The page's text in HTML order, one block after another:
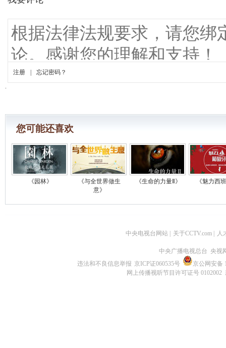
您可能还喜欢
《园林》
《与全世界做生
意》
《生命的力量Ⅱ》 《魅力西
中央电视台网站 关于CCTV.com 人
中央广播电视总台 央视
违法和不良信息举报 京ICP证060535号
京公网安备
网上传播视听节目许可证号 0102002